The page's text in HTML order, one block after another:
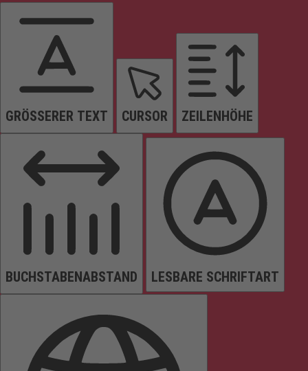
GRÖSSERER TEXT CURSOR ZEILENHÖHE
BUCHSTABENABSTAND LESBARE SCHRIFTART